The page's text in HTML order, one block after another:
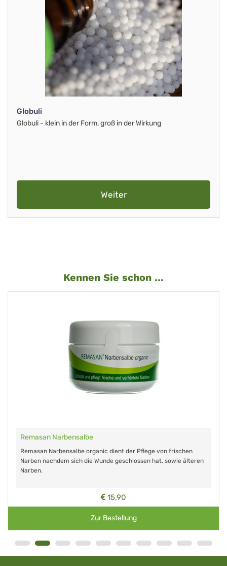
Globuli
Globuli - klein in der Form, groß in der Wirkung
Weiter
Kennen Sie schon ...
Remasan Narbensalbe
Remasan Narbensalbe organic dient der Pflege von frischen
Narben nachdem sich die Wunde geschlossen hat, sowie älteren
Narben.
15,90
Zur Bestellung